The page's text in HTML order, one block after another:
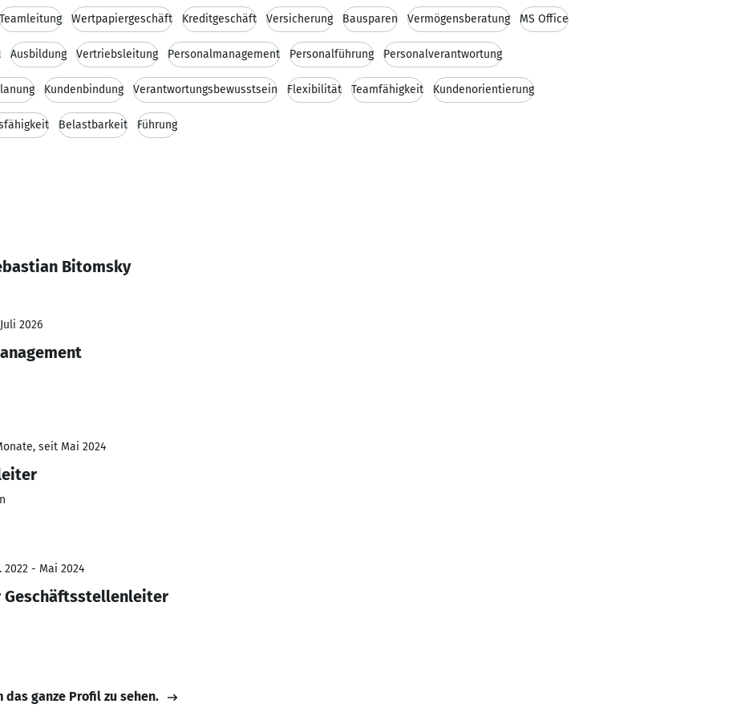
Teamleitung Wertpapiergeschäft Kreditgeschäft Versicherung Bausparen Vermögensberatung MS Office
Ausbildung Vertriebsleitung Personalmanagement Personalführung Personalverantwortung
Kundenbindung Verantwortungsbewusstsein Flexibilität Teamfähigkeit Kundenorientierung
Belastbarkeit Führung
Bitomsky
2026
seit Mai 2024
2022 - Mai 2024
das ganze Profil zu sehen.